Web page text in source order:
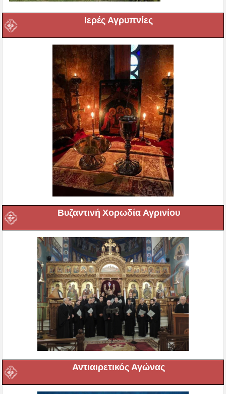
Ιερές Αγρυπνίες
Βυζαντινή Χορωδία Αγρινίου
Αντιαιρετικός Αγώνας